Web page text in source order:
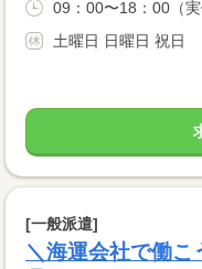
09：00〜18：00（
土曜日 日曜日 祝日
[一般派遣]
＼海運会社で働